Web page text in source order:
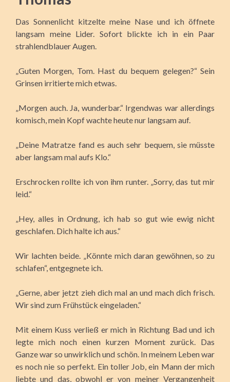
Das Sonnenlicht kitzelte meine Nase und ich öffnete
langsam meine Lider. Sofort blickte ich in ein Paar
strahlendblauer Augen.
„Guten Morgen, Tom. Hast du bequem gelegen?“ Sein
Grinsen irritierte mich etwas.
„Morgen auch. Ja, wunderbar.“ Irgendwas war allerdings
komisch, mein Kopf wachte heute nur langsam auf.
„Deine Matratze fand es auch sehr bequem, sie müsste
aber langsam mal aufs Klo.“
Erschrocken rollte ich von ihm runter. „Sorry, das tut mir
leid.“
„Hey, alles in Ordnung, ich hab so gut wie ewig nicht
geschlafen. Dich halte ich aus.“
Wir lachten beide. „Könnte mich daran gewöhnen, so zu
schlafen“, entgegnete ich.
„Gerne, aber jetzt zieh dich mal an und mach dich frisch.
Wir sind zum Frühstück eingeladen.“
Mit einem Kuss verließ er mich in Richtung Bad und ich
legte mich noch einen kurzen Moment zurück. Das
Ganze war so unwirklich und schön. In meinem Leben war
es noch nie so perfekt. Ein toller Job, ein Mann der mich
liebte und das, obwohl er von meiner Vergangenheit